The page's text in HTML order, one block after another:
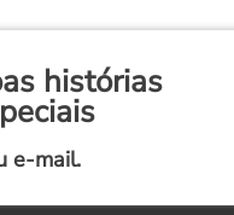
histórias
e-mail.